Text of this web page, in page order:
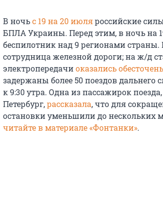
В ночьс 19 на 20 июляроссийские
БПЛА Украины. Перед этим, в ночь на
беспилотник над 9 регионами страны.
сотрудница железной дороги; на ж/д
электропередачиоказались
задержаны более 50 поездов
к 9:30 утра. Одна из пассажирок
Петербург,рассказала, что для
остановки уменьшили до нескольких
читайте в материале «Фонтанки».